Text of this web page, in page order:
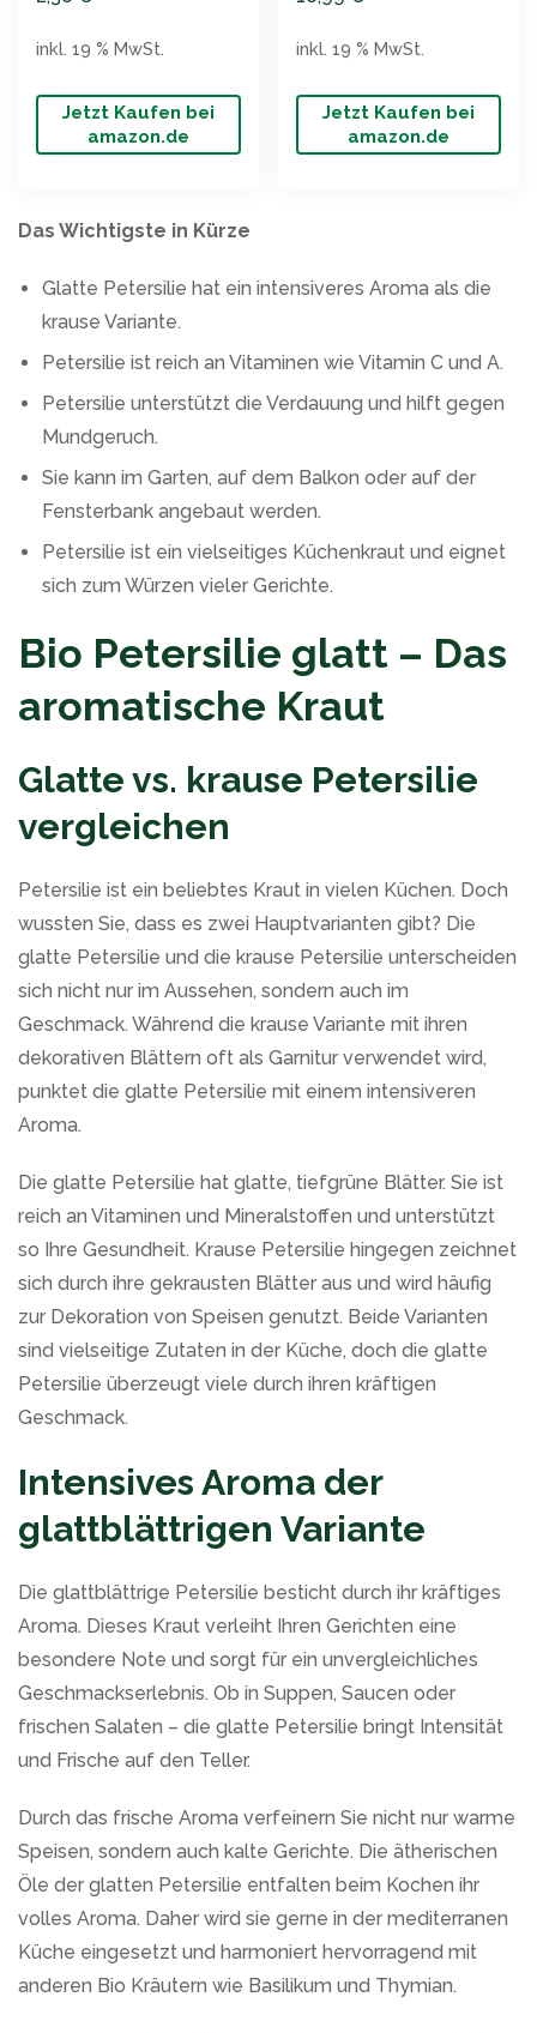
Jetzt Kaufen bei
amazon.de
inkl. 19 % MwSt.
Jetzt Kaufen bei
amazon.de
inkl. 19 % MwSt.
Das Wichtigste in Kürze
Glatte Petersilie hat ein intensiveres Aroma als die
krause Variante.
Petersilie ist reich an Vitaminen wie Vitamin C und A.
Petersilie unterstützt die Verdauung und hilft gegen
Mundgeruch.
Sie kann im Garten, auf dem Balkon oder auf der
Fensterbank angebaut werden.
Petersilie ist ein vielseitiges Küchenkraut und eignet
sich zum Würzen vieler Gerichte.
Bio Petersilie glatt – Das
aromatische Kraut
Glatte vs. krause Petersilie
vergleichen
Petersilie ist ein beliebtes Kraut in vielen Küchen. Doch
wussten Sie, dass es zwei Hauptvarianten gibt? Die
glatte Petersilie und die krause Petersilie unterscheiden
sich nicht nur im Aussehen, sondern auch im
Geschmack. Während die krause Variante mit ihren
dekorativen Blättern oft als Garnitur verwendet wird,
punktet die glatte Petersilie mit einem intensiveren
Aroma.
Die glatte Petersilie hat glatte, tiefgrüne Blätter. Sie ist
reich an Vitaminen und Mineralstoffen und unterstützt
so Ihre Gesundheit. Krause Petersilie hingegen zeichnet
sich durch ihre gekrausten Blätter aus und wird häufig
zur Dekoration von Speisen genutzt. Beide Varianten
sind vielseitige Zutaten in der Küche, doch die glatte
Petersilie überzeugt viele durch ihren kräftigen
Geschmack.
Intensives Aroma der
glattblättrigen Variante
Die glattblättrige Petersilie besticht durch ihr kräftiges
Aroma. Dieses Kraut verleiht Ihren Gerichten eine
besondere Note und sorgt für ein unvergleichliches
Geschmackserlebnis. Ob in Suppen, Saucen oder
frischen Salaten – die glatte Petersilie bringt Intensität
und Frische auf den Teller.
Durch das frische Aroma verfeinern Sie nicht nur warme
Speisen, sondern auch kalte Gerichte. Die ätherischen
Öle der glatten Petersilie entfalten beim Kochen ihr
volles Aroma. Daher wird sie gerne in der mediterranen
Küche eingesetzt und harmoniert hervorragend mit
anderen Bio Kräutern wie Basilikum und Thymian.